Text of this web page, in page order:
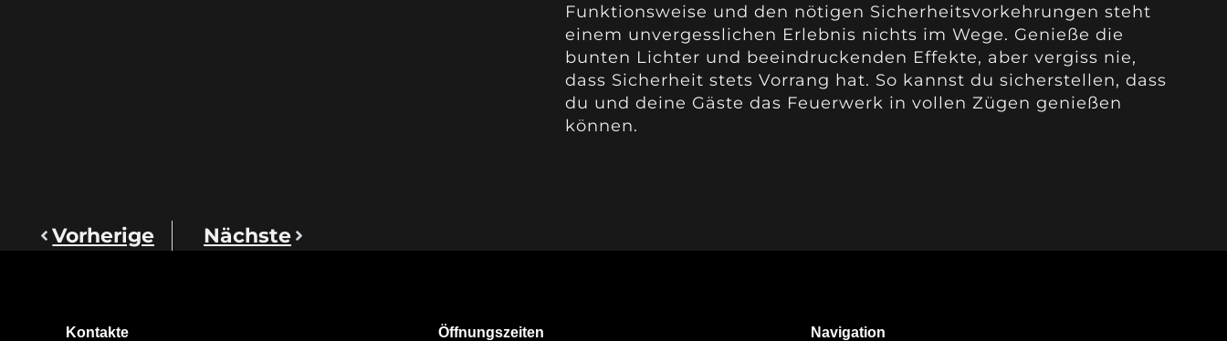
Funktionsweise und den nötigen Sicherheitsvorkehrungen steht
einem unvergesslichen Erlebnis nichts im Wege. Genieße die
bunten Lichter und beeindruckenden Effekte, aber vergiss nie,
dass Sicherheit stets Vorrang hat. So kannst du sicherstellen, dass
du und deine Gäste das Feuerwerk in vollen Zügen genießen
können.
Vorherige Nächste
Kontakte Öffnungszeiten Navigation